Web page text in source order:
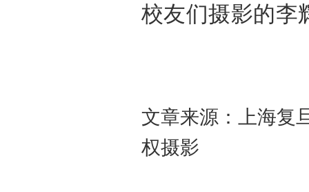
校友们摄影的李
文章来源：上海复
权摄影